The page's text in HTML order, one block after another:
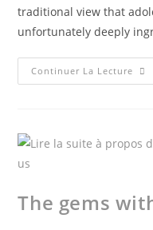
traditional view that
unfortunately deeply
Continuer La Lecture
The gems